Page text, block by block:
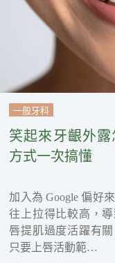
一般牙科
笑起來牙齦外
方式一次搞懂
加入為 Google 偏好
往上拉得比較高，
唇提肌過度活躍有
只要上唇活動範…